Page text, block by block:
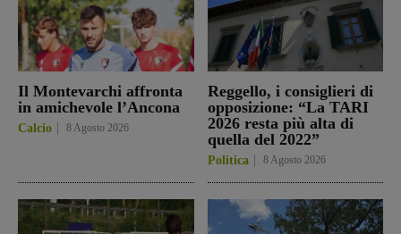
Il Montevarchi affronta
in amichevole l’Ancona
Calcio 8 Agosto 2026
Reggello, i consiglieri di
opposizione: “La TARI
2026 resta più alta di
quella del 2022”
Politica 8 Agosto 2026